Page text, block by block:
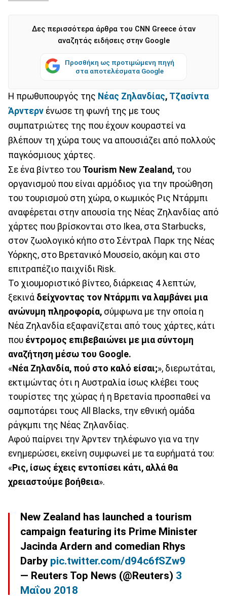
Δες περισσότερα άρθρα του CNN Greece όταν
αναζητάς ειδήσεις στην Google
Προσθήκη ως προτιμώμενη πηγή
στα αποτελέσματα Google
Η πρωθυπουργός της Νέας Ζηλανδίας, Τζασίντα
Άρντερν ένωσε τη φωνή της με τους
συμπατριώτες της που έχουν κουραστεί να
βλέπουν τη χώρα τους να απουσιάζει από πολλούς
παγκόσμιους χάρτες.
Σε ένα βίντεο του Tourism New Zealand, του
οργανισμού που είναι αρμόδιος για την προώθηση
του τουρισμού στη χώρα, ο κωμικός Ρις Ντάρμπι
αναφέρεται στην απουσία της Νέας Ζηλανδίας από
χάρτες που βρίσκονται στο Ikea, στα Starbucks,
στον ζωολογικό κήπο στο Σέντραλ Παρκ της Νέας
Υόρκης, στο Βρετανικό Μουσείο, ακόμη και στο
επιτραπέζιο παιχνίδι Risk.
Το χιουμοριστικό βίντεο, διάρκειας 4 λεπτών,
ξεκινά δείχνοντας τον Ντάρμπι να λαμβάνει μια
ανώνυμη πληροφορία, σύμφωνα με την οποία η
Νέα Ζηλανδία εξαφανίζεται από τους χάρτες, κάτι
που έντρομος επιβεβαιώνει με μια σύντομη
αναζήτηση μέσω του Google.
«Νέα Ζηλανδία, πού στο καλό είσαι;», διερωτάται,
εκτιμώντας ότι η Αυστραλία ίσως κλέβει τους
τουρίστες της χώρας ή η Βρετανία προσπαθεί να
σαμποτάρει τους All Blacks, την εθνική ομάδα
ράγκμπι της Νέας Ζηλανδίας.
Αφού παίρνει την Άρντεν τηλέφωνο για να την
ενημερώσει, εκείνη συμφωνεί με τα ευρήματά του:
«Ρις, ίσως έχεις εντοπίσει κάτι, αλλά θα
χρειαστούμε βοήθεια».
New Zealand has launched a tourism
campaign featuring its Prime Minister
Jacinda Ardern and comedian Rhys
Darby pic.twitter.com/d94c6fSZw9
— Reuters Top News (@Reuters) 3
Μαΐου 2018